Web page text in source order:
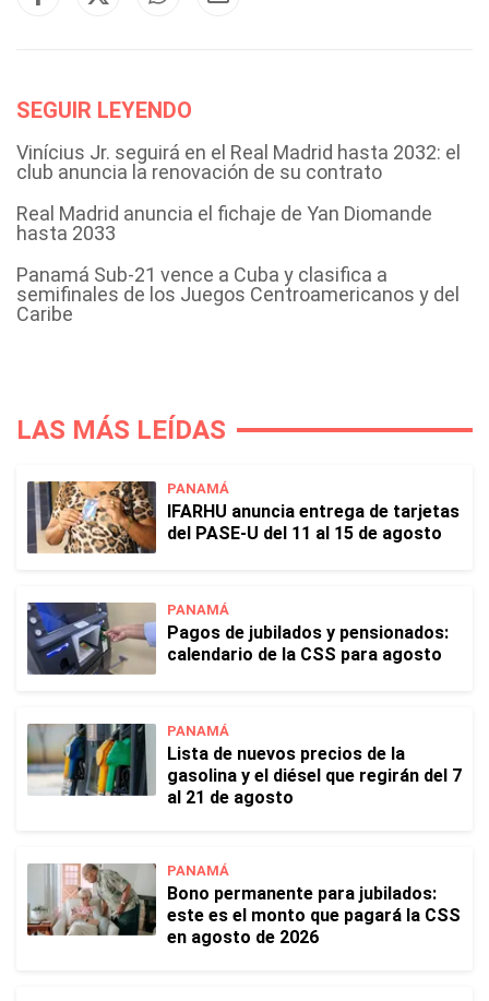
SEGUIR LEYENDO
Vinícius Jr. seguirá en el Real Madrid hasta 2032: el
club anuncia la renovación de su contrato
Real Madrid anuncia el fichaje de Yan Diomande
hasta 2033
Panamá Sub-21 vence a Cuba y clasifica a
semifinales de los Juegos Centroamericanos y del
Caribe
LAS MÁS LEÍDAS
PANAMÁ
IFARHU anuncia entrega de tarjetas
del PASE-U del 11 al 15 de agosto
PANAMÁ
Pagos de jubilados y pensionados:
calendario de la CSS para agosto
PANAMÁ
Lista de nuevos precios de la
gasolina y el diésel que regirán del 7
al 21 de agosto
PANAMÁ
Bono permanente para jubilados:
este es el monto que pagará la CSS
en agosto de 2026